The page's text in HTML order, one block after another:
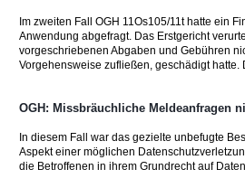
Im zweiten Fall OGH 11Os105/11t hatte ein
Anwendung abgefragt. Das Erstgericht
vorgeschriebenen Abgaben und Gebühren
Vorgehensweise zufließen, geschädigt
OGH: Missbräuchliche Meldeanfragen
In diesem Fall war das gezielte unbefugte
Aspekt einer möglichen
die Betroffenen in ihrem Grundrecht auf